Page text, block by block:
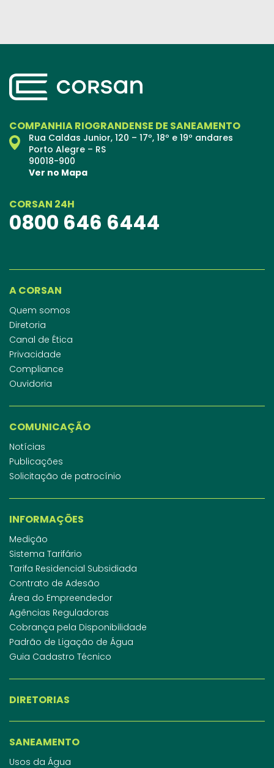
COMPANHIA RIOGRANDENSE DE SANEAMENTO
Rua Caldas Junior, 120 – 17º, 18º e 19º andares
Porto Alegre – RS
90018-900
Ver no Mapa
CORSAN 24H
0800 646 6444
A CORSAN
Quem somos
Diretoria
Canal de Ética
Privacidade
Compliance
Ouvidoria
COMUNICAÇÃO
Notícias
Publicações
Solicitação de patrocínio
INFORMAÇÕES
Medição
Sistema Tarifário
Tarifa Residencial Subsidiada
Contrato de Adesão
Área do Empreendedor
Agências Reguladoras
Cobrança pela Disponibilidade
Padrão de Ligação de Água
Guia Cadastro Técnico
DIRETORIAS
SANEAMENTO
Usos da Água